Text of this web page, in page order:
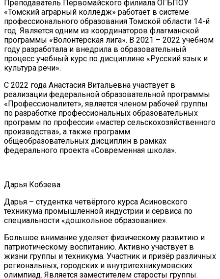
Преподаватель Первомайского филиала ОГБПОУ
«Томский аграрный колледж» работает в системе
профессионального образования Томской области 14-й
год. Является одним из координаторов флагманской
программы «Волонтёрская лига». В 2021 – 2022 учебном
году разработала и внедрила в образовательный
процесс учебный курс по дисциплине «Русский язык и
культура речи».
С 2022 года Анастасия Витальевна участвует в
реализации федеральной образовательной программы
«Профессионалитет», является членом рабочей группы
по разработке профессиональных образовательных
программ по профессии «мастер сельскохозяйственного
производства», а также программ
общеобразовательных дисциплин в рамках
федерального проекта «Современная школа».
Дарья Кобзева
Дарья – студентка четвёртого курса Асиновского
техникума промышленной индустрии и сервиса по
специальности «дошкольное образование».
Большое внимание уделяет физическому развитию и
патриотическому воспитанию. Активно участвует в
жизни группы и техникума. Участник и призёр различных
региональных, городских и внутритехникумовских
олимпиад. Является заместителем старосты группы.